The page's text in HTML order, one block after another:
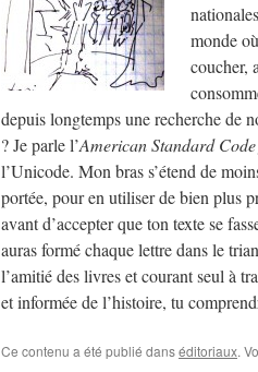
monde
coucher,
depuis longtemps une recherche de
? Je parle l’American Standard
l’Unicode. Mon bras s’étend de
portée, pour en utiliser de bien plus
avant d’accepter que ton texte se
auras formé chaque lettre dans le
l’amitié des livres et courant seul à
et informée de l’histoire, tu
Ce contenu a été publié danséditoriaux.